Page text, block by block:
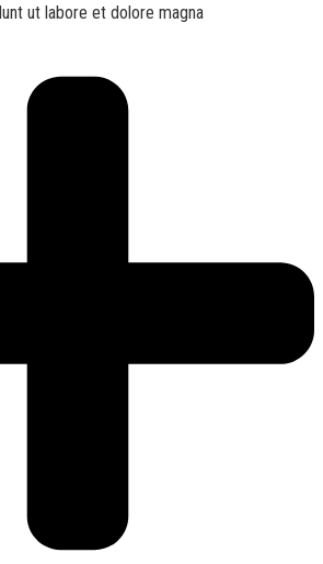
ut labore et dolore magna